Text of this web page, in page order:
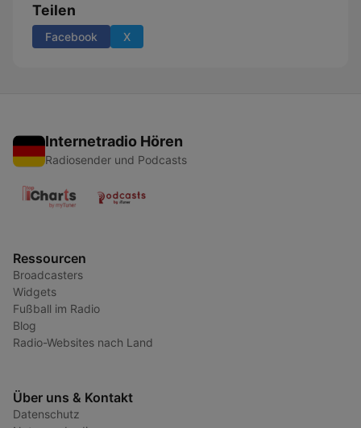
Teilen
Facebook X
Internetradio Hören
Radiosender und Podcasts
Ressourcen
Broadcasters
Widgets
Fußball im Radio
Blog
Radio-Websites nach Land
Über uns & Kontakt
Datenschutz